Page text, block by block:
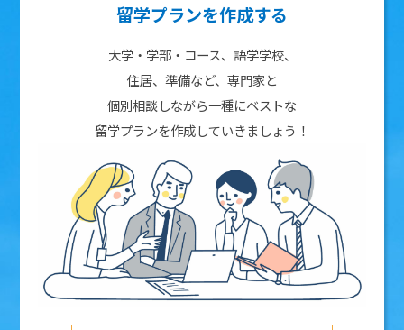
留学プランを作成する
大学・学部・コース、語学学校、
住居、準備など、専門家と
個別相談しながら一種にベストな
留学プランを作成していきましょう！